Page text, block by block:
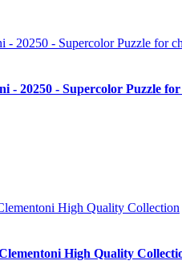
- 20250 - Supercolor Puzzle
High Quality